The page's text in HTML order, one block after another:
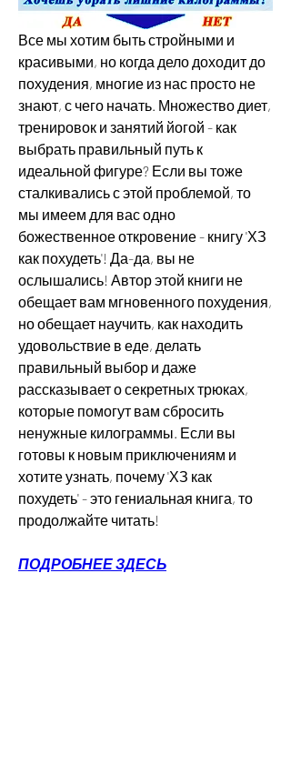
Все мы хотим быть стройными и
красивыми, но когда дело доходит до
похудения, многие из нас просто не
знают, с чего начать. Множество диет,
тренировок и занятий йогой - как
выбрать правильный путь к
идеальной фигуре? Если вы тоже
сталкивались с этой проблемой, то
мы имеем для вас одно
божественное откровение - книгу 'ХЗ
как похудеть'! Да-да, вы не
ослышались! Автор этой книги не
обещает вам мгновенного похудения,
но обещает научить, как находить
удовольствие в еде, делать
правильный выбор и даже
рассказывает о секретных трюках,
которые помогут вам сбросить
ненужные килограммы. Если вы
готовы к новым приключениям и
хотите узнать, почему 'ХЗ как
похудеть' - это гениальная книга, то
продолжайте читать!
ПОДРОБНЕЕ ЗДЕСЬ